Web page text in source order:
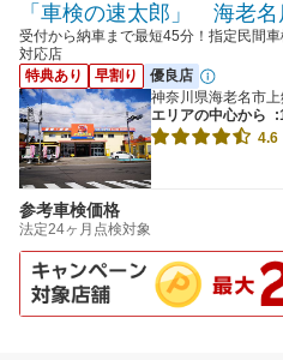
「車検の速太郎」 海老名
受付から納車まで最短45分！指定民間
対応店
特典あり
早割り
優良店
神奈川県海老名市
エリアの中心から
4.6
参考車検価格
法定24ヶ月点検対象